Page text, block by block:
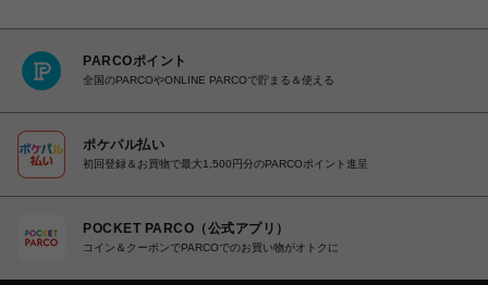
PARCOポイント
全国のPARCOやONLINE PARCOで貯まる＆使える
ポケパル払い
初回登録＆お買物で最大1,500円分のPARCOポイント進呈
POCKET PARCO（公式アプリ）
コイン＆クーポンでPARCOでのお買い物がオトクに